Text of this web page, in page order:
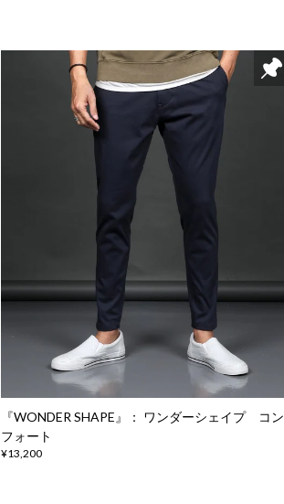
『WONDER SHAPE』： ワンダーシェイプ コン
フォート
¥13,200